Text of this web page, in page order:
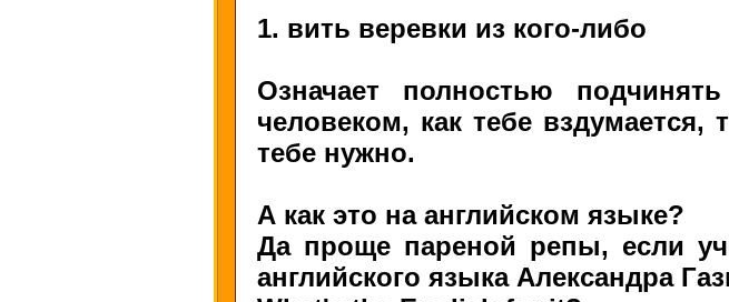
1. вить веревки из кого-либо
Означает полностью
человеком, как тебе вздумается,
тебе нужно.
А как это на английском языке?
Да проще пареной репы, если
английского языка Александра